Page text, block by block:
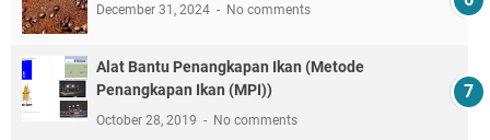
December 31, 2024 No comments
Alat Bantu Penangkapan Ikan (Metode
Penangkapan Ikan (MPI))
October 28, 2019 No comments